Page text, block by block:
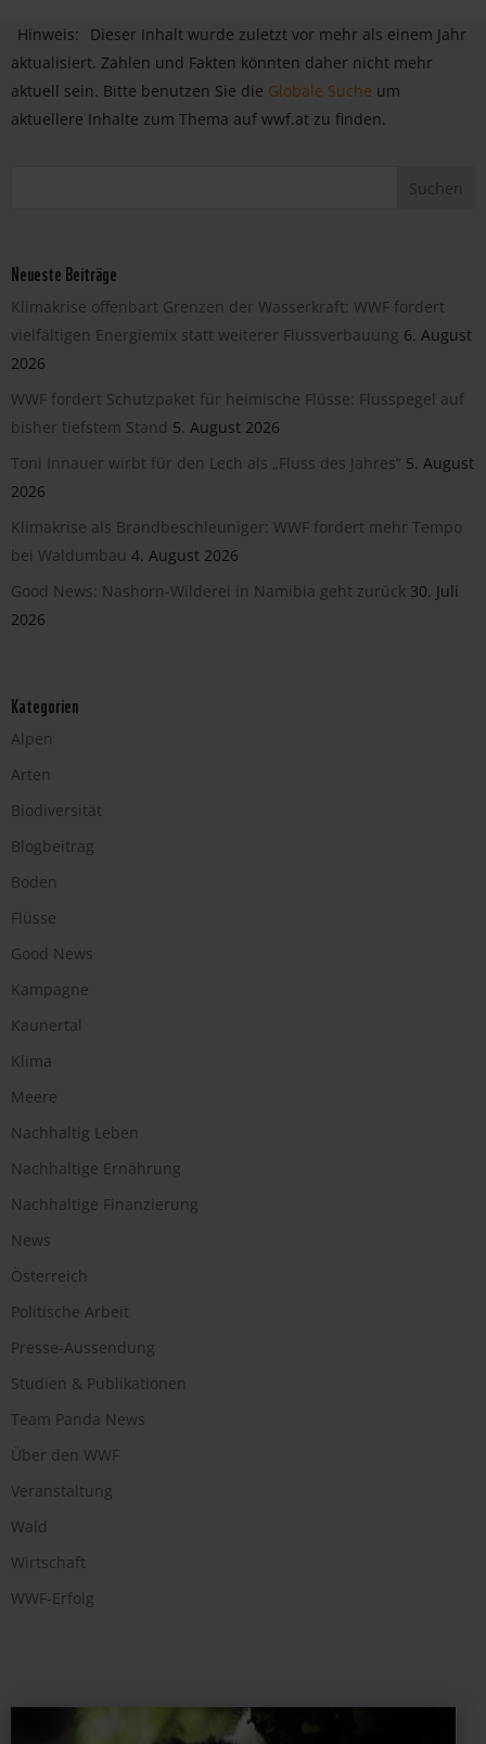
Hinweis:
Dieser Inhalt wurde zuletzt vor mehr als einem Jahr
aktualisiert. Zahlen und Fakten könnten daher nicht mehr
aktuell sein. Bitte benutzen Sie die Globale Suche um
aktuellere Inhalte zum Thema auf wwf.at zu finden.
Neueste Beiträge
Klimakrise offenbart Grenzen der Wasserkraft: WWF fordert
vielfältigen Energiemix statt weiterer Flussverbauung 6. August
2026
WWF fordert Schutzpaket für heimische Flüsse: Flusspegel auf
bisher tiefstem Stand 5. August 2026
Toni Innauer wirbt für den Lech als „Fluss des Jahres“ 5. August
2026
Klimakrise als Brandbeschleuniger: WWF fordert mehr Tempo
bei Waldumbau 4. August 2026
Good News: Nashorn-Wilderei in Namibia geht zurück 30. Juli
2026
Kategorien
Alpen
Arten
Biodiversität
Blogbeitrag
Boden
Flüsse
Good News
Kampagne
Kaunertal
Klima
Meere
Nachhaltig Leben
Nachhaltige Ernährung
Nachhaltige Finanzierung
News
Österreich
Politische Arbeit
Presse-Aussendung
Studien & Publikationen
Team Panda News
Über den WWF
Veranstaltung
Wald
Wirtschaft
WWF-Erfolg